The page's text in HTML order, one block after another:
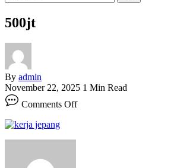
Search
500jt
By admin
November 22, 2025 1 Min Read
Comments Off500jt